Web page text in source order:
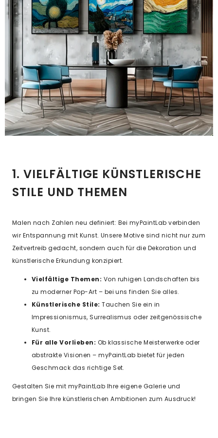
1. VIELFÄLTIGE KÜNSTLERISCHE
STILE UND THEMEN
Malen nach Zahlen neu definiert: Bei myPaintLab verbinden
wir Entspannung mit Kunst. Unsere Motive sind nicht nur zum
Zeitvertreib gedacht, sondern auch für die Dekoration und
künstlerische Erkundung konzipiert.
Vielfältige Themen: Von ruhigen Landschaften bis
zu moderner Pop-Art – bei uns finden Sie alles.
Künstlerische Stile: Tauchen Sie ein in
Impressionismus, Surrealismus oder zeitgenössische
Kunst.
Für alle Vorlieben: Ob klassische Meisterwerke oder
abstrakte Visionen – myPaintLab bietet für jeden
Geschmack das richtige Set.
Gestalten Sie mit myPaintLab Ihre eigene Galerie und
bringen Sie Ihre künstlerischen Ambitionen zum Ausdruck!